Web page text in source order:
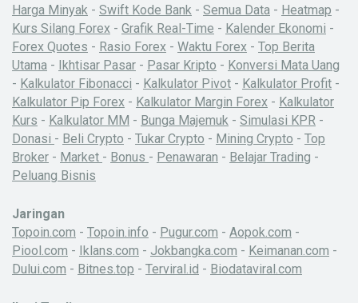
Harga Minyak - Swift Kode Bank - Semua Data - Heatmap -
Kurs Silang Forex - Grafik Real-Time - Kalender Ekonomi -
Forex Quotes - Rasio Forex - Waktu Forex - Top Berita
Utama - Ikhtisar Pasar - Pasar Kripto - Konversi Mata Uang
- Kalkulator Fibonacci - Kalkulator Pivot - Kalkulator Profit -
Kalkulator Pip Forex - Kalkulator Margin Forex - Kalkulator
Kurs - Kalkulator MM - Bunga Majemuk - Simulasi KPR -
Donasi - Beli Crypto - Tukar Crypto - Mining Crypto - Top
Broker - Market - Bonus - Penawaran - Belajar Trading -
Peluang Bisnis
Jaringan
Topoin.com - Topoin.info - Pugur.com - Aopok.com -
Piool.com - Iklans.com - Jokbangka.com - Keimanan.com -
Dului.com - Bitnes.top - Terviral.id - Biodataviral.com